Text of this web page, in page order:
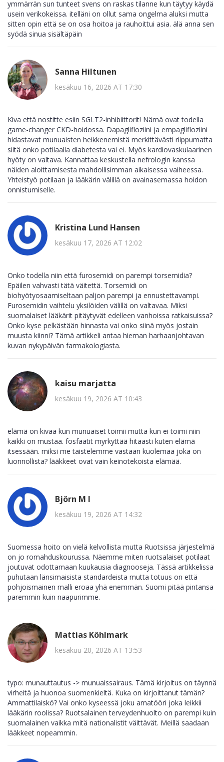
ymmärrän sun tunteet svens on raskas tilanne kun täytyy käydä
usein verikokeissa. itelläni on ollut sama ongelma aluksi mutta
sitten opin että se on osa hoitoa ja rauhoittui asia. älä anna sen
syödä sinua sisältäpäin
Sanna Hiltunen
kesäkuu 16, 2026 AT 17:30
Kiva että nostitte esiin SGLT2-inhibiittorit! Nämä ovat todella
game-changer CKD-hoidossa. Dapaglifloziini ja empaglifloziini
hidastavat munuaisten heikkenemistä merkittävästi riippumatta
siitä onko potilaalla diabetesta vai ei. Myös kardiovaskulaarinen
hyöty on valtava. Kannattaa keskustella nefrologin kanssa
näiden aloittamisesta mahdollisimman aikaisessa vaiheessa.
Yhteistyö potilaan ja lääkärin välillä on avainasemassa hoidon
onnistumiselle.
Kristina Lund Hansen
kesäkuu 17, 2026 AT 12:02
Onko todella niin että furosemidi on parempi torsemidia?
Epäilen vahvasti tätä väitettä. Torsemidi on
biohyötyosaamiseltaan paljon parempi ja ennustettavampi.
Furosemidin vaihtelu yksilöiden välillä on valtavaa. Miksi
suomalaiset lääkärit pitäytyvät edelleen vanhoissa ratkaisuissa?
Onko kyse pelkästään hinnasta vai onko siinä myös jostain
muusta kiinni? Tämä artikkeli antaa hieman harhaanjohtavan
kuvan nykypäivän farmakologiasta.
kaisu marjatta
kesäkuu 19, 2026 AT 10:43
elämä on kivaa kun munuaiset toimii mutta kun ei toimi niin
kaikki on mustaa. fosfaatit myrkyttää hitaasti kuten elämä
itsessään. miksi me taistelemme vastaan kuolemaa joka on
luonnollista? lääkkeet ovat vain keinotekoista elämää.
Björn M I
kesäkuu 19, 2026 AT 14:32
Suomessa hoito on vielä kelvollista mutta Ruotsissa järjestelmä
on jo romahduskourussa. Näemme miten ruotsalaiset potilaat
joutuvat odottamaan kuukausia diagnooseja. Tässä artikkelissa
puhutaan länsimaisista standardeista mutta totuus on että
pohjoismainen malli eroaa yhä enemmän. Suomi pitää pintansa
paremmin kuin naapurimme.
Mattias Köhlmark
kesäkuu 20, 2026 AT 13:53
typo: munauttautus -> munuaissairaus. Tämä kirjoitus on täynnä
virheitä ja huonoa suomenkieltä. Kuka on kirjoittanut tämän?
Ammattilaiskö? Vai onko kyseessä joku amatööri joka leikkii
lääkärin roolissa? Ruotsalainen terveydenhuolto on parempi kuin
suomalainen vaikka mitä nationalistit väittävät. Meillä saadaan
lääkkeet nopeammin.